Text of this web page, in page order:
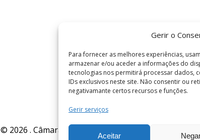
Gerir o
Para fornecer as melhores experiências,
armazenar e/ou aceder a informações do
tecnologias nos permitirá processar dados,
IDs exclusivos neste site. Não consentir ou
negativamante certos recursos e funções.
Gerir serviços
Aceitar
© 2026 . Câmara Municipal de Coimbra . Todos os